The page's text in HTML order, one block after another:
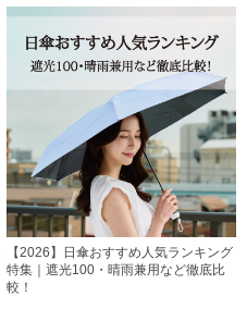
【2026】日傘おすすめ人気ランキング
特集｜遮光100・晴雨兼用など徹底比
較！